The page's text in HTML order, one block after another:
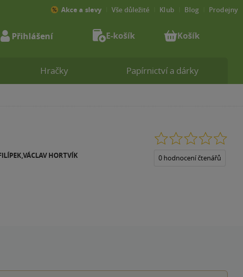
HORTVÍK
0.0
0 hodnocení čtenářů
Hračky Papírnictví a dárky
Akce a slevy Vše důležité Klub Blog Prodejny
Přihlášení E-košík Košík